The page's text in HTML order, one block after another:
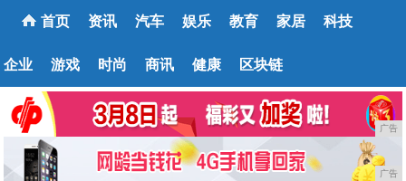
首页 资讯 汽车 娱乐 教育 家居 科技
企业 游戏 时尚 商讯 健康 区块链
广告
广告